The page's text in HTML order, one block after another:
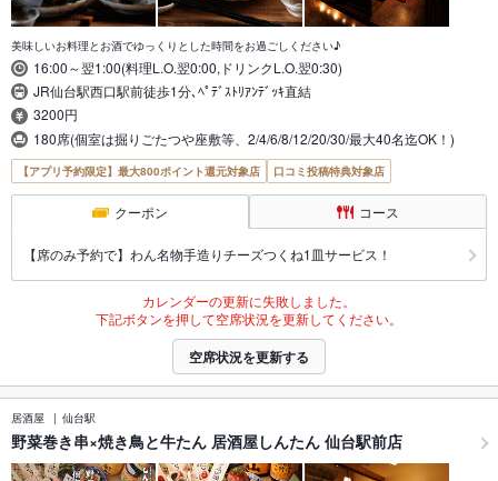
美味しいお料理とお酒でゆっくりとした時間をお過ごしください♪
16:00～翌1:00(料理L.O.翌0:00,ドリンクL.O.翌0:30)
JR仙台駅西口駅前徒歩1分､ﾍﾟﾃﾞｽﾄﾘｱﾝﾃﾞｯｷ直結
3200円
180席(個室は掘りごたつや座敷等、2/4/6/8/12/20/30/最大40名迄OK！)
【アプリ予約限定】最大800ポイント還元対象店 口コミ投稿特典対象店
クーポン コース
【席のみ予約で】わん名物手造りチーズつくね1皿サービス！
カレンダーの更新に失敗しました。
下記ボタンを押して空席状況を更新してください。
空席状況を更新する
居酒屋 仙台駅
野菜巻き串×焼き鳥と牛たん 居酒屋しんたん 仙台駅前店